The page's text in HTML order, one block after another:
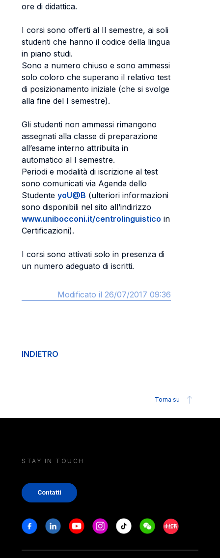
ore di didattica.
I corsi sono offerti al II semestre, ai soli
studenti che hanno il codice della lingua
in piano studi.
Sono a numero chiuso e sono ammessi
solo coloro che superano il relativo test
di posizionamento iniziale (che si svolge
alla fine del I semestre).
Gli studenti non ammessi rimangono
assegnati alla classe di preparazione
all’esame interno attribuita in
automatico al I semestre.
Periodi e modalità di iscrizione al test
sono comunicati via Agenda dello
Studente yoU@B (ulteriori informazioni
sono disponibili nel sito all’indirizzo
www.unibocconi.it/centrolinguistico in
Certificazioni).
I corsi sono attivati solo in presenza di
un numero adeguato di iscritti.
Modificato il 26/07/2017 09:36
INDIETRO
Torna su
STAY IN TOUCH
Contatti
Stay in touch
FacebookLinkedinYoutubeInstagram
Tiktok WeechatXiaohongshu/